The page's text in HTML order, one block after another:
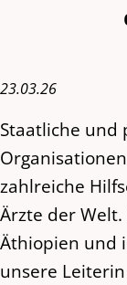
23.03.26
Staatliche
zahlreiche
Ärzte der
Äthiopien und
unsere